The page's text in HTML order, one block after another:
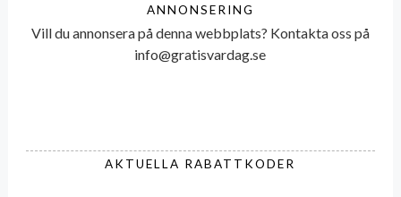
ANNONSERING
Vill du annonsera på denna webbplats? Kontakta oss på
info@gratisvardag.se
AKTUELLA RABATTKODER